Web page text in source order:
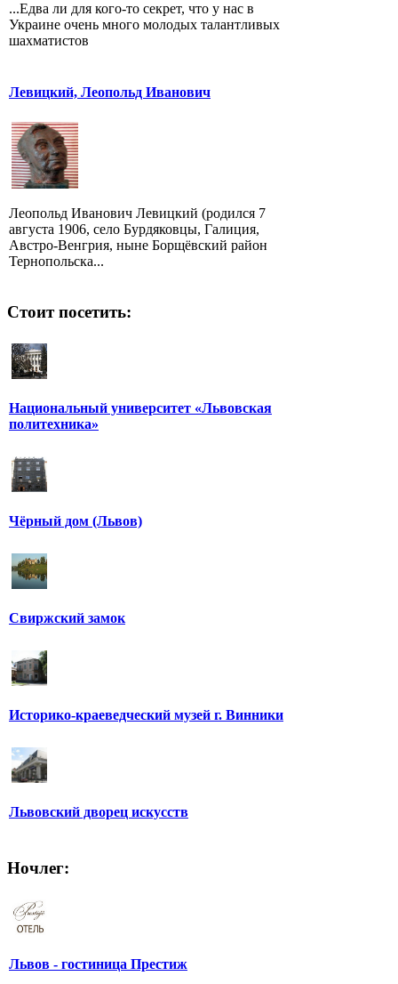
...Едва ли для кого-то секрет, что у нас в
Украине очень много молодых талантливых
шахматистов
Левицкий, Леопольд Иванович
Леопольд Иванович Левицкий (родился 7
августа 1906, село Бурдяковцы, Галиция,
Австро-Венгрия, ныне Борщёвский район
Тернопольска...
Стоит посетить:
Национальный университет «Львовская
политехника»
Чёрный дом (Львов)
Свиржский замок
Историко-краеведческий музей г. Винники
Львовский дворец искусств
Ночлег:
Львов - гостиница Престиж